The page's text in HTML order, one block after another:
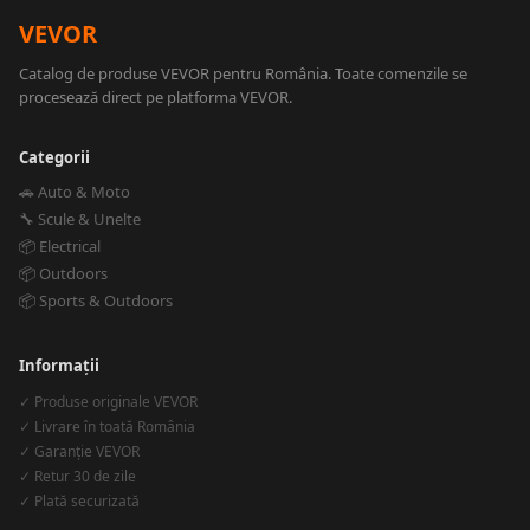
VEVOR
Catalog de produse VEVOR pentru România. Toate comenzile se
procesează direct pe platforma VEVOR.
Categorii
🚗 Auto & Moto
🔧 Scule & Unelte
📦 Electrical
📦 Outdoors
📦 Sports & Outdoors
Informații
✓ Produse originale VEVOR
✓ Livrare în toată România
✓ Garanție VEVOR
✓ Retur 30 de zile
✓ Plată securizată